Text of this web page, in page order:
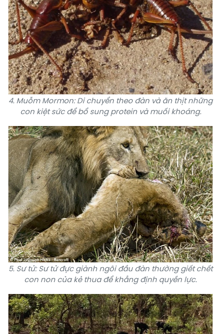
4. Muỗm Mormon: Di chuyển theo đàn và ăn thịt những
con kiệt sức để bổ sung protein và muối khoáng.
5. Sư tử: Sư tử đực giành ngôi đầu đàn thường giết chết
con non của kẻ thua để khẳng định quyền lực.